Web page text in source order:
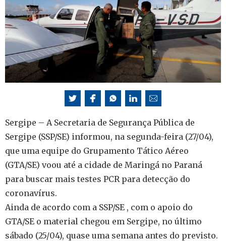
Sergipe – A Secretaria de Segurança Pública de
Sergipe (SSP/SE) informou, na segunda-feira (27/04),
que uma equipe do Grupamento Tático Aéreo
(GTA/SE) voou até a cidade de Maringá no Paraná
para buscar mais testes PCR para detecção do
coronavírus.
Ainda de acordo com a SSP/SE , com o apoio do
GTA/SE o material chegou em Sergipe, no último
sábado (25/04), quase uma semana antes do previsto.